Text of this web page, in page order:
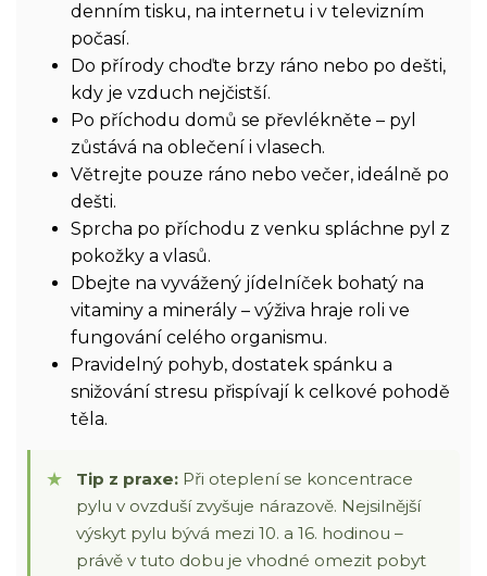
denním tisku, na internetu i v televizním
počasí.
Do přírody choďte brzy ráno nebo po dešti,
kdy je vzduch nejčistší.
Po příchodu domů se převlékněte – pyl
zůstává na oblečení i vlasech.
Větrejte pouze ráno nebo večer, ideálně po
dešti.
Sprcha po příchodu z venku spláchne pyl z
pokožky a vlasů.
Dbejte na vyvážený jídelníček bohatý na
vitaminy a minerály – výživa hraje roli ve
fungování celého organismu.
Pravidelný pohyb, dostatek spánku a
snižování stresu přispívají k celkové pohodě
těla.
Tip z praxe: Při oteplení se koncentrace
pylu v ovzduší zvyšuje nárazově. Nejsilnější
výskyt pylu bývá mezi 10. a 16. hodinou –
právě v tuto dobu je vhodné omezit pobyt